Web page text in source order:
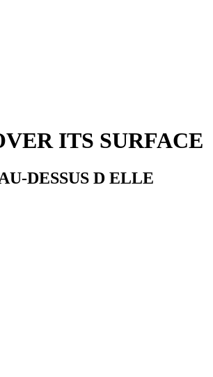
ITS SURFACE
DESSUS D ELLE